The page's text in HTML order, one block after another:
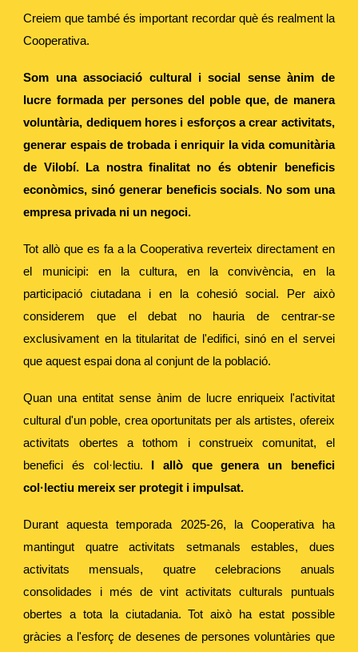
Creiem que també és important recordar què és realment la
Cooperativa.
Som una associació cultural i social sense ànim de
lucre formada per persones del poble que, de manera
voluntària, dediquem hores i esforços a crear activitats,
generar espais de trobada i enriquir la vida comunitària
de Vilobí. La nostra finalitat no és obtenir beneficis
econòmics, sinó generar beneficis socials. No som una
empresa privada ni un negoci.
Tot allò que es fa a la Cooperativa reverteix directament en
el municipi: en la cultura, en la convivència, en la
participació ciutadana i en la cohesió social. Per això
considerem que el debat no hauria de centrar-se
exclusivament en la titularitat de l'edifici, sinó en el servei
que aquest espai dona al conjunt de la població.
Quan una entitat sense ànim de lucre enriqueix l'activitat
cultural d'un poble, crea oportunitats per als artistes, ofereix
activitats obertes a tothom i construeix comunitat, el
benefici és col·lectiu. I allò que genera un benefici
col·lectiu mereix ser protegit i impulsat.
Durant aquesta temporada 2025-26, la Cooperativa ha
mantingut quatre activitats setmanals estables, dues
activitats mensuals, quatre celebracions anuals
consolidades i més de vint activitats culturals puntuals
obertes a tota la ciutadania. Tot això ha estat possible
gràcies a l'esforç de desenes de persones voluntàries que